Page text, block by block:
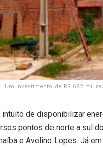
Um investimento de R$ 692 mil
de disponibilizar
pontos de norte a sul
e Avelino Lopes. Já